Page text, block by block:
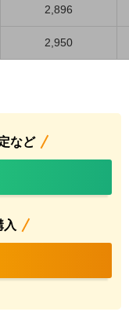
2,896
2,950
など
入